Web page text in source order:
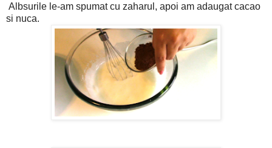
Albsurile le-am spumat cu zaharul, apoi am adaugat cacao
si nuca.